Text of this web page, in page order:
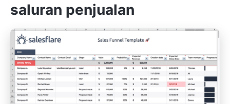
saluran penjualan